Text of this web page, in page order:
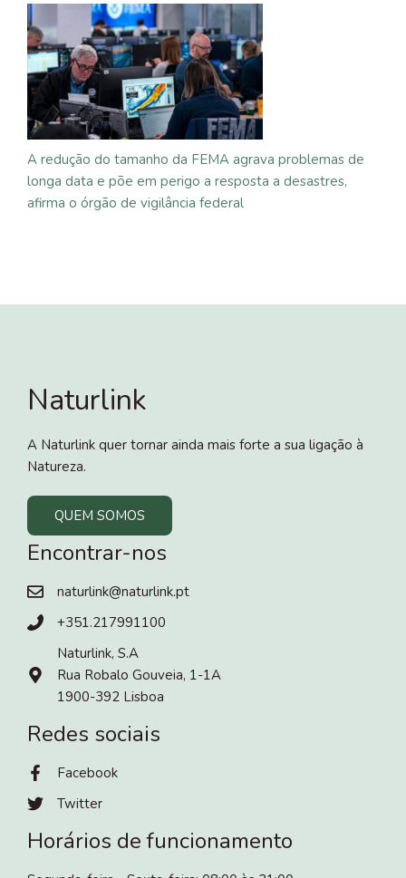
A redução do tamanho da FEMA agrava problemas de
longa data e põe em perigo a resposta a desastres,
afirma o órgão de vigilância federal
Naturlink
A Naturlink quer tornar ainda mais forte a sua ligação à
Natureza.
QUEM SOMOS
Encontrar-nos
naturlink@naturlink.pt
+351.217991100
Naturlink, S.A
Rua Robalo Gouveia, 1-1A
1900-392 Lisboa
Redes sociais
Facebook
Twitter
Horários de funcionamento